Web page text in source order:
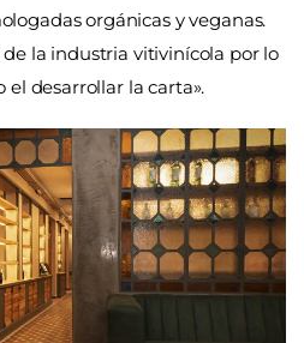
orgánicas y veganas.
de la industria vitivinícola por lo
el desarrollar la carta».